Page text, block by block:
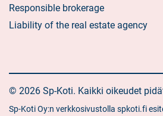
Responsible brokerage
Liability of the real estate agency
© 2026 Sp-Koti. Kaikki oikeudet
Sp-Koti Oy:n verkkosivustolla spkoti.fi